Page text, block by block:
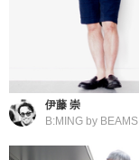
伊藤 崇
B:MING by BEAMS